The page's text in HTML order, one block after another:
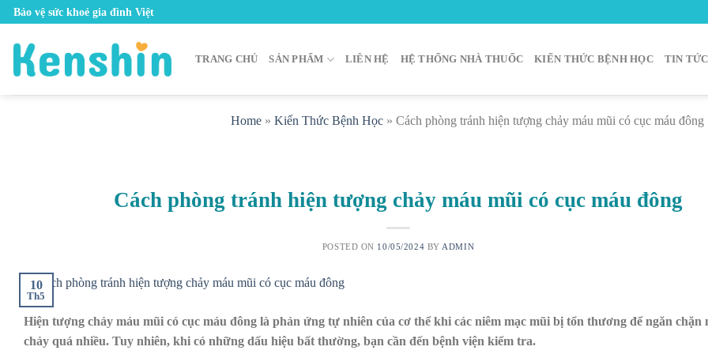
Skip
content
Bảo vệ sức khoẻ gia đình Việt
TRANG CHỦ SẢN PHẨM LIÊN HỆ HỆ THỐNG NHÀ THUỐC KIẾN THỨC BỆNH HỌC TIN TỨC
Home » Kiến Thức Bệnh Học » Cách phòng tránh hiện tượng chảy máu mũi có cục máu đông
Cách phòng tránh hiện tượng chảy máu mũi có cục máu đông
POSTED ON 10/05/2024 BY ADMIN
10
Th5
Hiện tượng chảy máu mũi có cục máu đông là phản ứng tự nhiên của cơ thể khi các niêm mạc mũi bị tổn thương để ngăn chặn
chảy quá nhiều. Tuy nhiên, khi có những dấu hiệu bất thường, bạn cần đến bệnh viện kiểm tra.